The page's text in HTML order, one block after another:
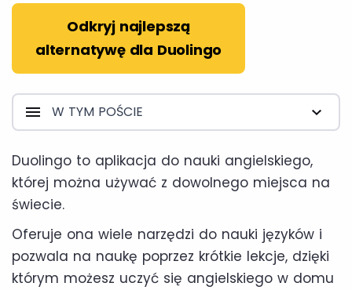
Odkryj najlepszą
alternatywę dla Duolingo
W TYM POŚCIE
Duolingo to aplikacja do nauki angielskiego,
której można używać z dowolnego miejsca na
świecie.
Oferuje ona wiele narzędzi do nauki języków i
pozwala na naukę poprzez krótkie lekcje, dzięki
którym możesz uczyć się angielskiego w domu